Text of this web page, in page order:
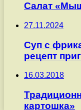
Салат
27.11.2024
Суп с
рецепт
16.03.2018
картошка»